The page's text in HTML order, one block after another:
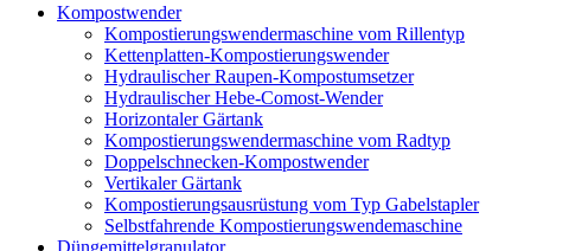
Kompostwender
Kompostierungswendermaschine vom Rillentyp
Kettenplatten-Kompostierungswender
Hydraulischer Raupen-Kompostumsetzer
Hydraulischer Hebe-Comost-Wender
Horizontaler Gärtank
Kompostierungswendermaschine vom Radtyp
Doppelschnecken-Kompostwender
Vertikaler Gärtank
Kompostierungsausrüstung vom Typ Gabelstapler
Selbstfahrende Kompostierungswendemaschine
Düngemittelgranulator